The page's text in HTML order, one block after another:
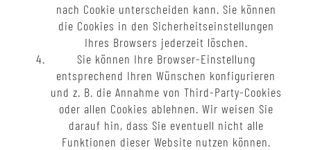
nach Cookie unterscheiden kann. Sie können
die Cookies in den Sicherheitseinstellungen
Ihres Browsers jederzeit löschen.
Sie können Ihre Browser-Einstellung
entsprechend Ihren Wünschen konfigurieren
und z. B. die Annahme von Third-Party-Cookies
oder allen Cookies ablehnen. Wir weisen Sie
darauf hin, dass Sie eventuell nicht alle
Funktionen dieser Website nutzen können.